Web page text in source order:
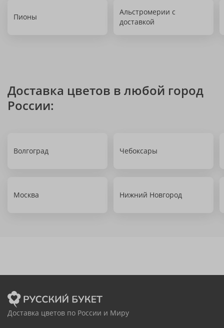
Пионы
Альстромерии с
доставкой
Доставка цветов в любой город
России:
Волгоград Чебоксары
Москва Нижний Новгород
Доставка цветов по России и Миру